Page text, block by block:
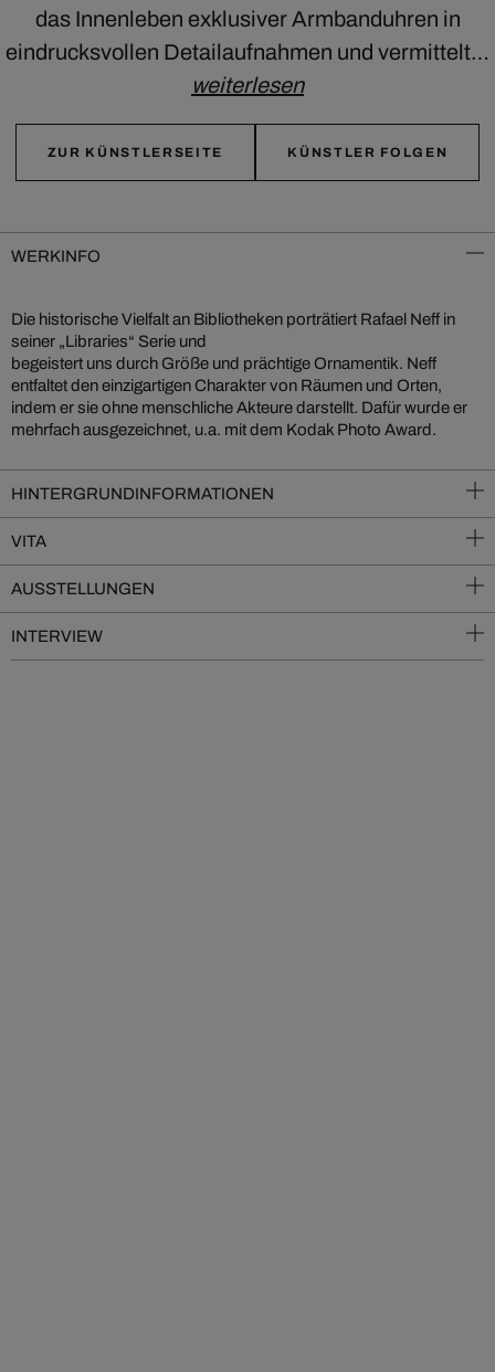
das Innenleben exklusiver Armbanduhren in
eindrucksvollen Detailaufnahmen und vermittelt…
weiterlesen
ZUR KÜNSTLERSEITE KÜNSTLER FOLGEN
WERKINFO
Die historische Vielfalt an Bibliotheken porträtiert Rafael Neff in
seiner „Libraries“ Serie und
begeistert uns durch Größe und prächtige Ornamentik. Neff
entfaltet den einzigartigen Charakter von Räumen und Orten,
indem er sie ohne menschliche Akteure darstellt. Dafür wurde er
mehrfach ausgezeichnet, u.a. mit dem Kodak Photo Award.
HINTERGRUNDINFORMATIONEN
VITA
AUSSTELLUNGEN
INTERVIEW